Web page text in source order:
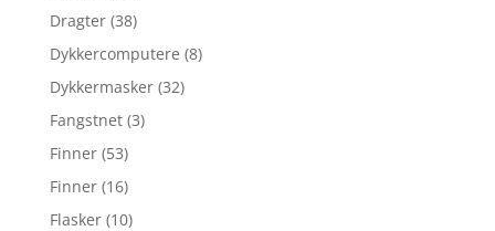
Dragter (38)
Dykkercomputere (8)
Dykkermasker (32)
Fangstnet (3)
Finner (53)
Finner (16)
Flasker (10)